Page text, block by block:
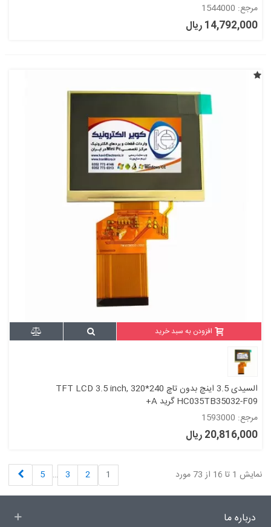
مرجع: 1544000
14,792,000 ریال
افزودن به سبد خرید
السیدی 3.5 اینچ بدون تاچ TFT LCD 3.5 inch, 320*240
HC035TB35032-F09 گرید A+
مرجع: 1593000
20,816,000 ریال
نمایش 1 تا 16 از 73 مورد 1
2
3
…
5
درباره ما